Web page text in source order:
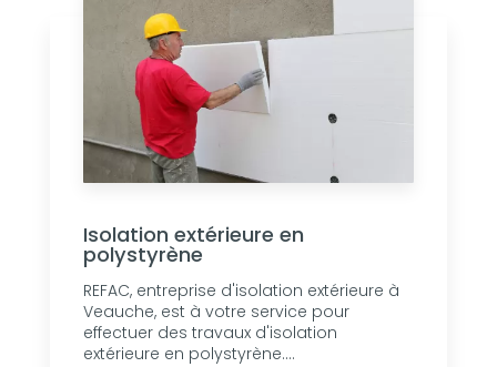
Isolation extérieure en
polystyrène
REFAC, entreprise d'isolation extérieure à
Veauche, est à votre service pour
effectuer des travaux d'isolation
extérieure en polystyrène....